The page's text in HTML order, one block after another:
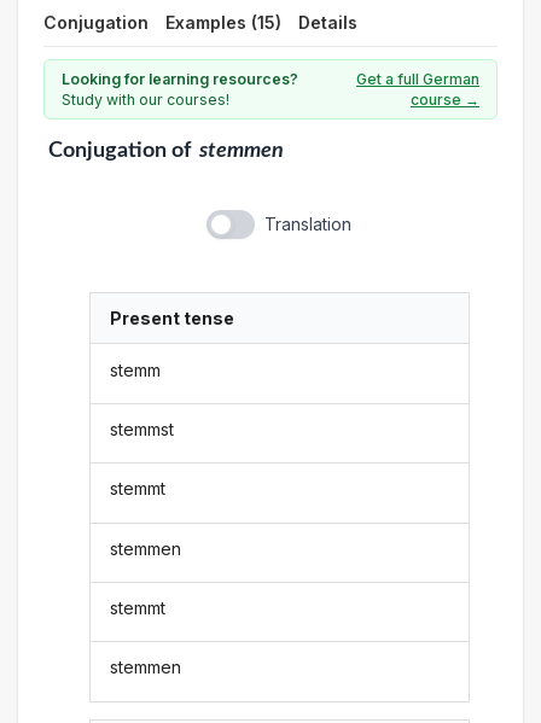
Conjugation Examples (15) Details
Looking for learning resources?
Study with our courses!
Get a full German
course →
Conjugationof stemmen
Translation
Present tense
stemm
stemmst
stemmt
stemmen
stemmt
stemmen